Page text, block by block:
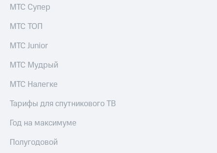
капитал
и
Рынок
Программа
Порядок
выкупа
акций
Дивиденды
Рынок
облигаций
МТС Супер
МТС ТОП
МТС Junior
МТС Мудрый
МТС Налегке
Тарифы для спутникового ТВ
Год на максимуме
Полугодовой